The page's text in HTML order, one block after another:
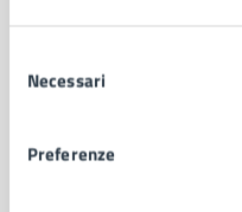
delNecessari
Preferenze
Municipalità
Uffici
Politici